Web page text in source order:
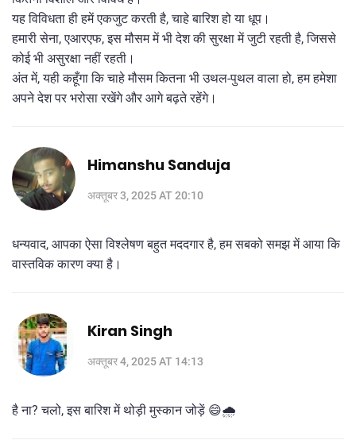
यह विविधता ही हमें एकजुट करती है, चाहे बारिश हो या धूप।
हमारी सेना, एआरएफ, इस मौसम में भी देश की सुरक्षा में जुटी रहती है, जिससे
कोई भी असुरक्षा नहीं रहती।
अंत में, यही कहूँगा कि चाहे मौसम कितना भी उथल‑पुथल वाला हो, हम हमेशा
अपने देश पर भरोसा रखेंगे और आगे बढ़ते रहेंगे।
Himanshu Sanduja
अक्तूबर 3, 2025 AT 20:10
धन्यवाद, आपका ऐसा विश्लेषण बहुत मददगार है, हम सबको समझ में आया कि
वास्तविक कारण क्या है।
Kiran Singh
अक्तूबर 4, 2025 AT 14:13
है ना? चलो, इस बारिश में थोड़ी मुस्कान जोड़ें 😄🌧️